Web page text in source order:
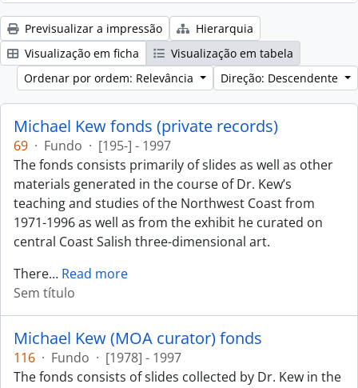
Previsualizar a impressão
Hierarquia
Visualização em ficha
Visualização em tabela
Ordenar por ordem: Relevância
Direção: Descendente
Michael Kew fonds (private records)
69 · Fundo · [195-] - 1997
The fonds consists primarily of slides as well as other
materials generated in the course of Dr. Kew’s
teaching and studies of the Northwest Coast from
1971-1996 as well as from the exhibit he curated on
central Coast Salish three-dimensional art.
There… Read more
Sem título
Michael Kew (MOA curator) fonds
116 · Fundo · [1978] - 1997
The fonds consists of slides collected by Dr. Kew in the